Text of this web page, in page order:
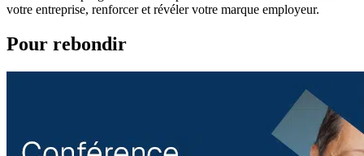
votre entreprise, renforcer et révéler votre marque employeur.
Pour rebondir